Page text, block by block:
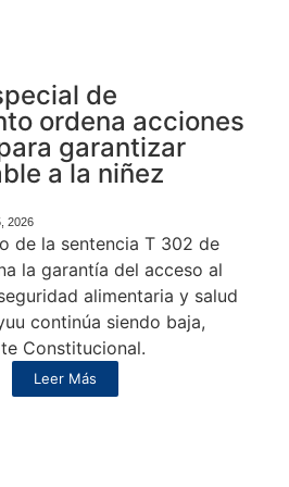
de
ordena acciones
garantizar
a la niñez
2026
de la sentencia T 302 de
la garantía del acceso al
alimentaria y salud
continúa siendo baja,
Constitucional.
Leer Más